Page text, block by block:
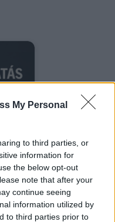
My Personal
to third parties, or
information for
the below opt-out
note that after your
continue seeing
information utilized by
to third parties prior to
a